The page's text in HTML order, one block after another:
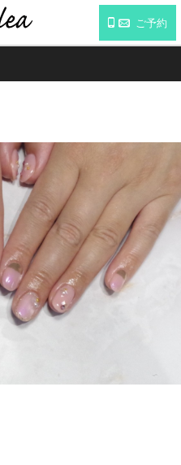
ご予約